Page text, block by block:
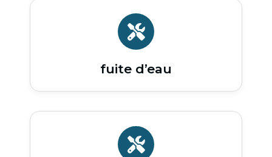
fuite d’eau